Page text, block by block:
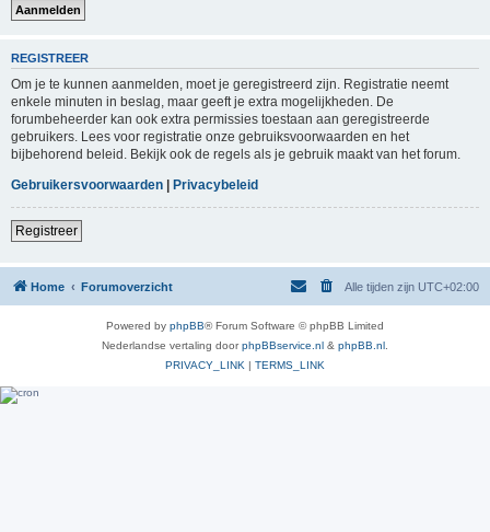
REGISTREER
Om je te kunnen aanmelden, moet je geregistreerd zijn. Registratie neemt
enkele minuten in beslag, maar geeft je extra mogelijkheden. De
forumbeheerder kan ook extra permissies toestaan aan geregistreerde
gebruikers. Lees voor registratie onze gebruiksvoorwaarden en het
bijbehorend beleid. Bekijk ook de regels als je gebruik maakt van het forum.
Gebruikersvoorwaarden | Privacybeleid
Registreer
Home Forumoverzicht Alle tijden zijn UTC+02:00
Powered by phpBB® Forum Software © phpBB Limited
Nederlandse vertaling doorphpBBservice.nl & phpBB.nl
PRIVACY_LINK | TERMS_LINK